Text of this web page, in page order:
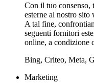
Con il tuo consenso,
esterne al nostro
A tal fine,
seguenti fornitori
online, a condizione
Bing, Criteo, Meta,
Marketing